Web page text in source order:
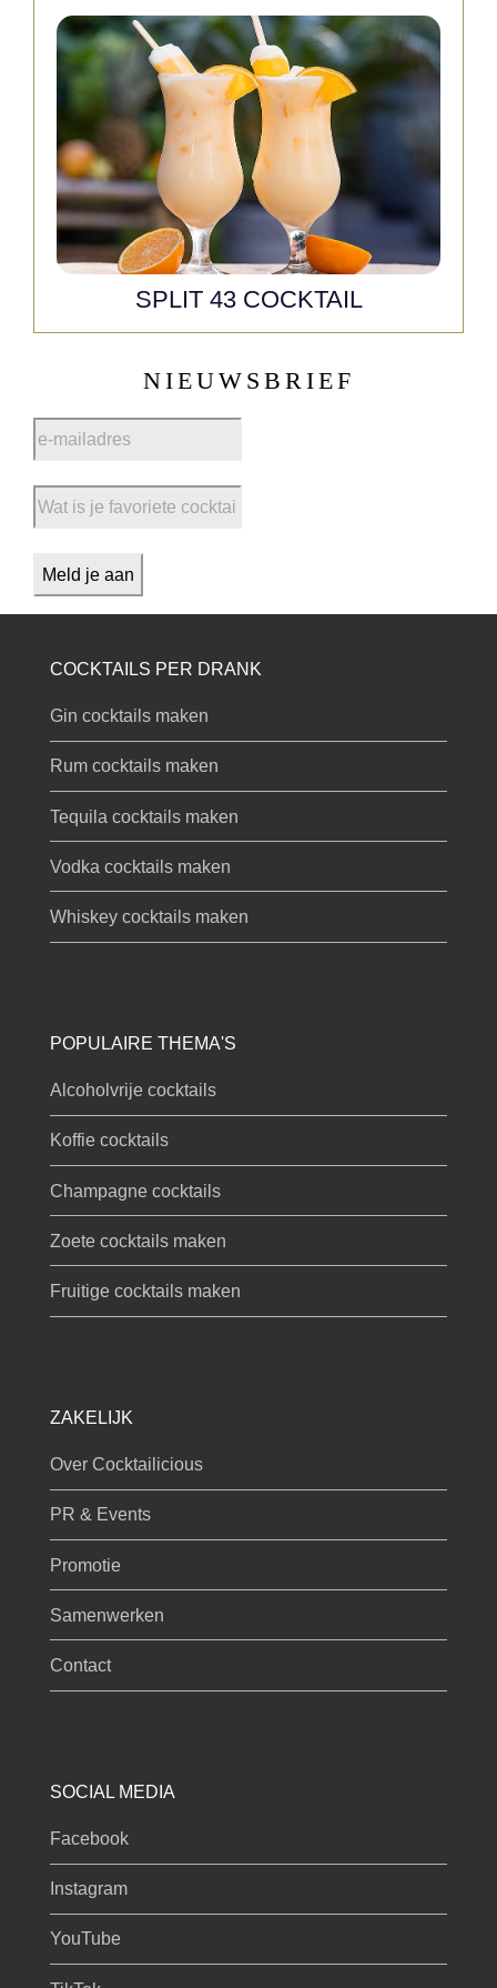
SPLIT 43 COCKTAIL
NIEUWSBRIEF
COCKTAILS PER DRANK
Gin cocktails maken
Rum cocktails maken
Tequila cocktails maken
Vodka cocktails maken
Whiskey cocktails maken
POPULAIRE THEMA'S
Alcoholvrije cocktails
Koffie cocktails
Champagne cocktails
Zoete cocktails maken
Fruitige cocktails maken
ZAKELIJK
Over Cocktailicious
PR & Events
Promotie
Samenwerken
Contact
SOCIAL MEDIA
Facebook
Instagram
YouTube